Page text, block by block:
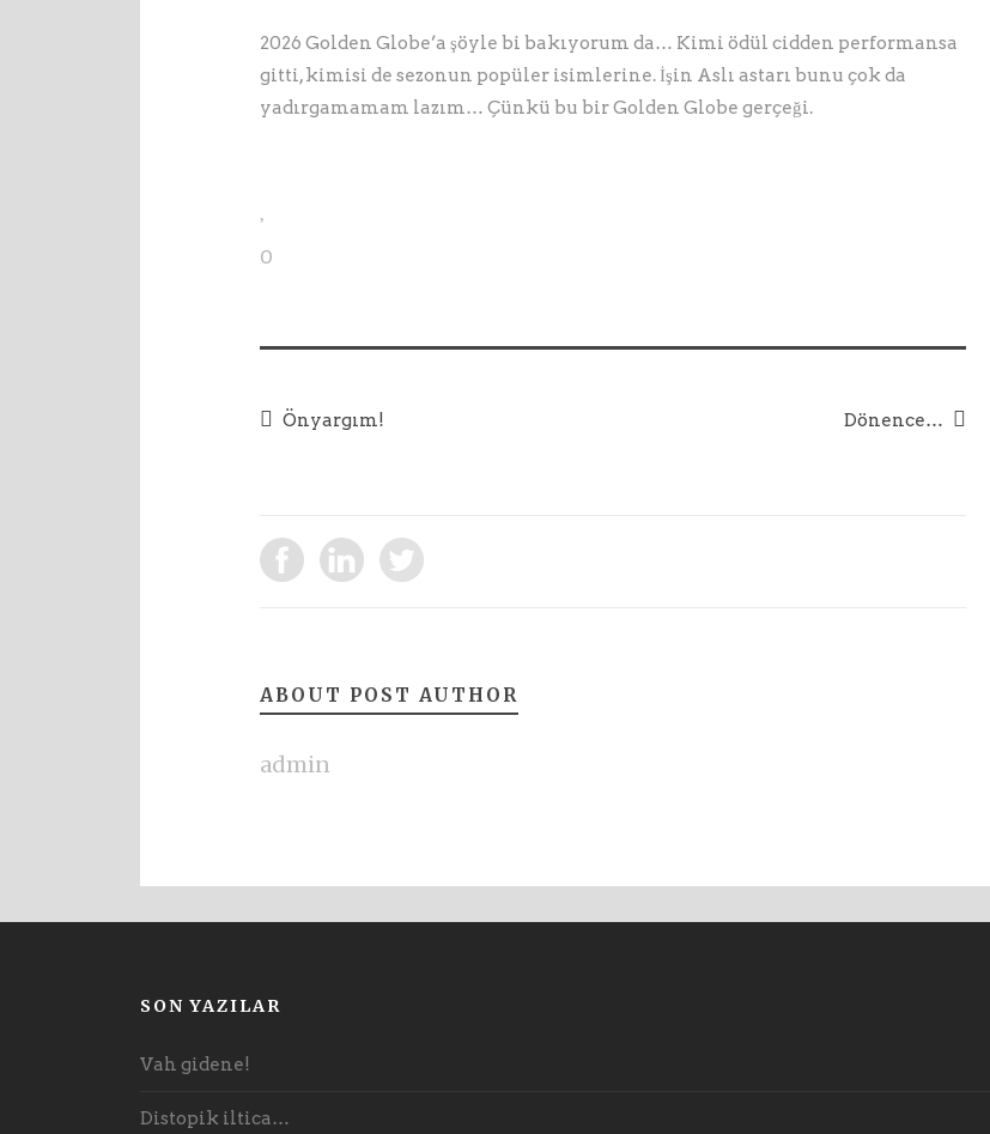
2026 Golden Globe’a şöyle bi bakıyorum da… Kimi ödül cidden performansa
gitti, kimisi de sezonun popüler isimlerine. İşin Aslı astarı bunu çok da
yadırgamamam lazım… Çünkü bu bir Golden Globe gerçeği.
0
Önyargım! Dönence…
ABOUT POST AUTHOR
admin
SON YAZILAR
Vah gidene!
Distopik iltica…